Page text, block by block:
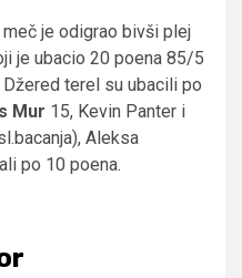
je odigrao bivši plej
je ubacio 20 poena 85/5
terel su ubacili po
Mur 15, Kevin Panter i
Aleksa
po 10 poena.